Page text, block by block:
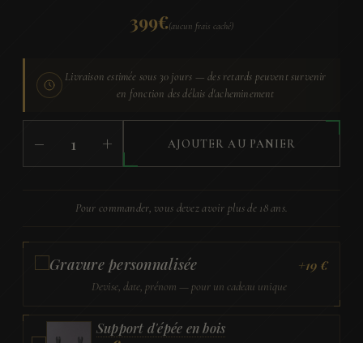
399€(aucun frais caché)
Livraison estimée sous 30 jours — des retards peuvent survenir
en fonction des délais d'acheminement
(Version
Tranchante)
− + AJOUTER AU PANIER
Pour commander, vous devez avoir plus de 18 ans.
Gravure personnalisée +19 €
Devise, date, prénom — pour un cadeau unique
Support d'épée en bois